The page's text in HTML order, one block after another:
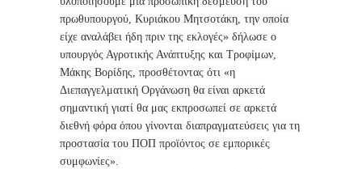
πρωθυπουργού, Κυριάκου Μητσοτάκη, την οποία
είχε αναλάβει ήδη πριν της εκλογές» δήλωσε ο
υπουργός Αγροτικής Ανάπτυξης και Τροφίμων,
Μάκης Βορίδης, προσθέτοντας ότι «η
Διεπαγγελματική Οργάνωση θα είναι αρκετά
σημαντική γιατί θα μας εκπροσωπεί σε αρκετά
διεθνή φόρα όπου γίνονται διαπραγματεύσεις για τη
προστασία του ΠΟΠ προϊόντος σε εμπορικές
συμφωνίες».